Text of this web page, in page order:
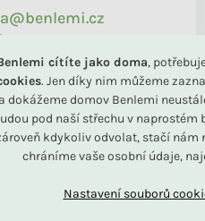
cítíte jako doma,
. Jen díky nim můžeme
dokážeme domov Benlemi
pod naší střechu v naprostém
kdykoliv odvolat, stačí nám
chráníme vaše osobní údaje,
domů
Zasíláme jen užitečné info